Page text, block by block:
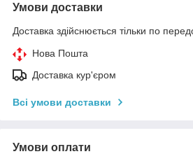
Умови доставки
Доставка здійснюється тільки по
Нова Пошта
Доставка кур'єром
Всі умови доставки
Умови оплати